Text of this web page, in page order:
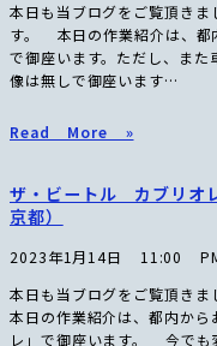
本日も当ブログをご覧頂き
す。 本日の作業紹介は、都
で御座います。ただし、ま
像は無しで御座います…
Read More »
ザ・ビートル カブリオ
京都）
2023年1月14日 11:00
本日も当ブログをご覧頂きま
本日の作業紹介は、都内か
レ」で御座います。 今でも